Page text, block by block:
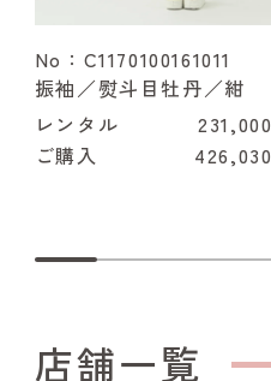
No：C1170100161011
振袖／熨斗目牡丹／紺
レンタル
231,000
ご購入 426,030
店舗一覧